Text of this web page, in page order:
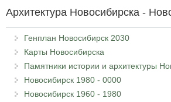
Архитектура Новосибирска -
Генплан Новосибирск 2030
Карты Новосибирска
Памятники истории и архитектуры
Новосибирск 1980 - 0000
Новосибирск 1960 - 1980